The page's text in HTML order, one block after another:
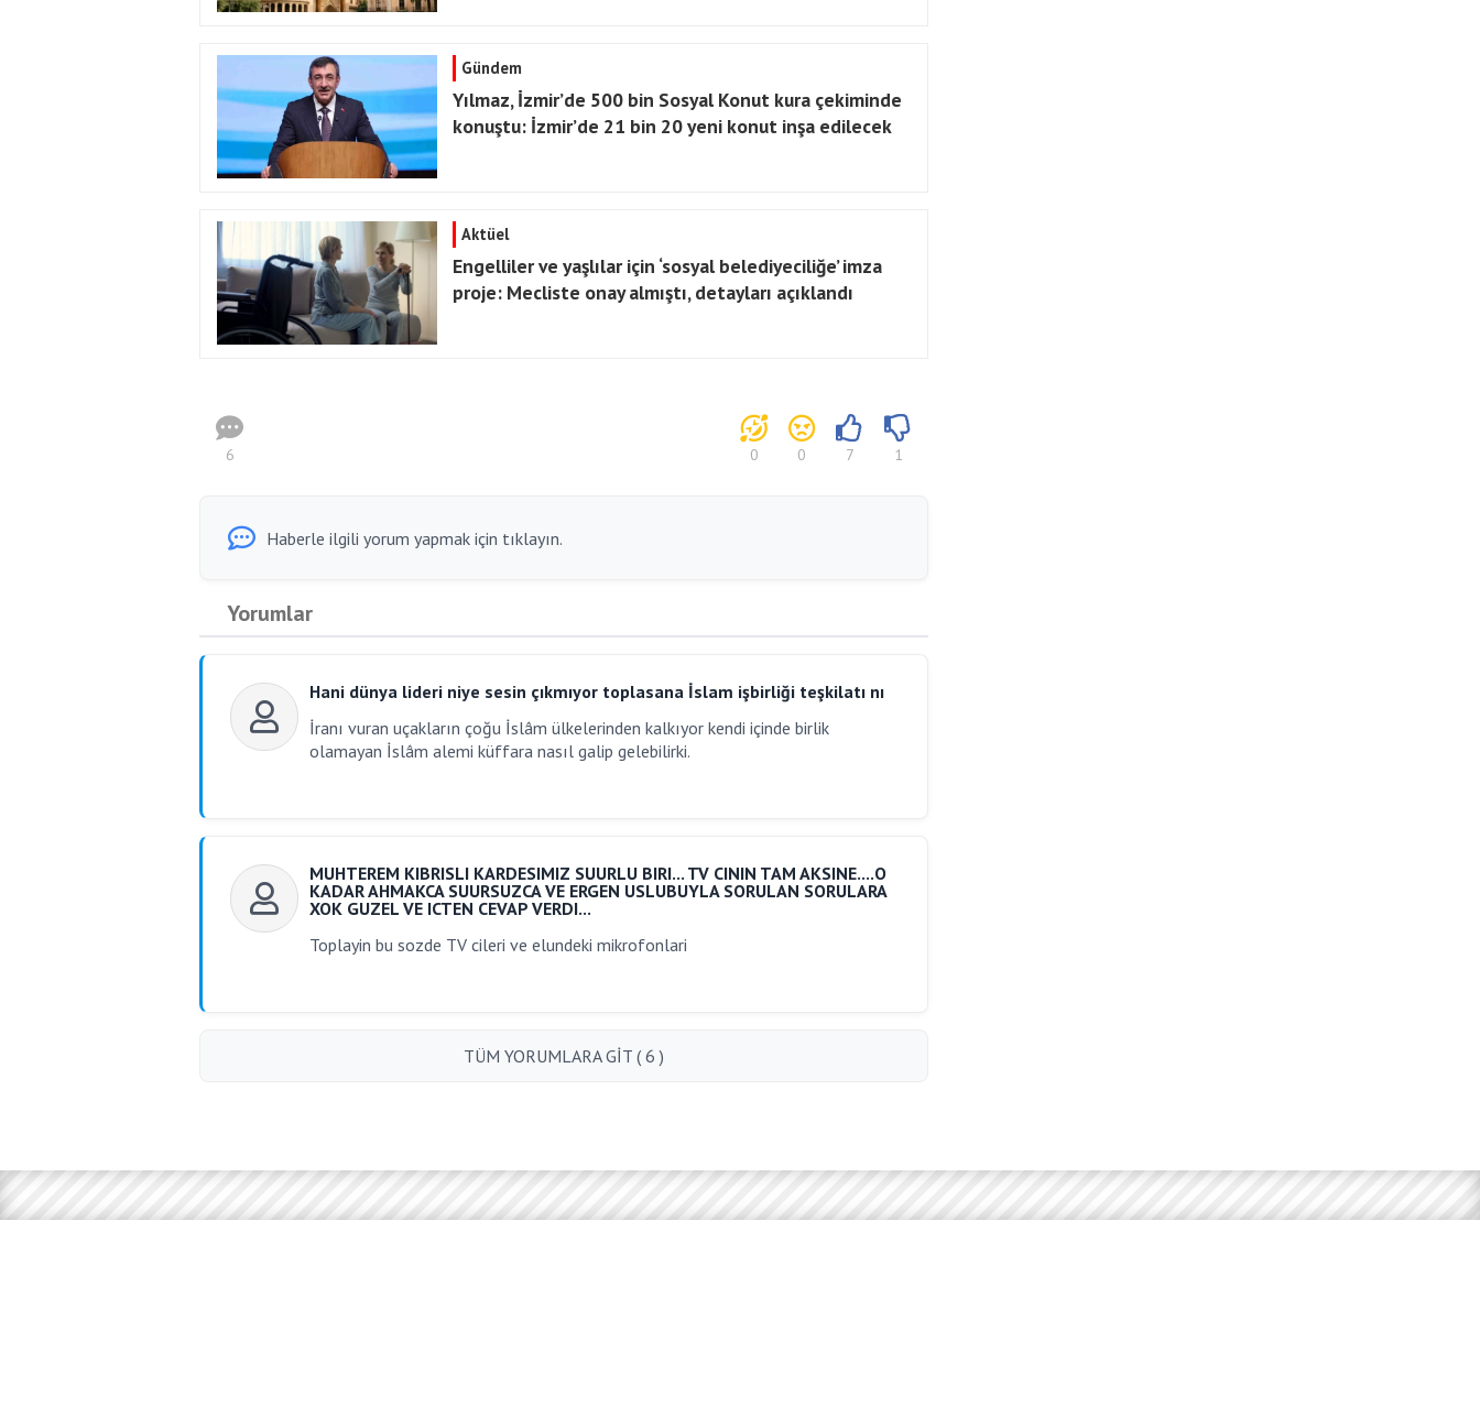
Gündem
Yılmaz, İzmir’de 500 bin Sosyal Konut kura çekiminde
konuştu: İzmir’de 21 bin 20 yeni konut inşa edilecek
Aktüel
Engelliler ve yaşlılar için ‘sosyal belediyeciliğe’ imza
proje: Mecliste onay almıştı, detayları açıklandı
6 0 0 7 1
Haberle ilgili yorum yapmak için tıklayın.
Yorumlar
Hani dünya lideri niye sesin çıkmıyor toplasana İslam işbirliği teşkilatı nı
İranı vuran uçakların çoğu İslâm ülkelerinden kalkıyor kendi içinde birlik
olamayan İslâm alemi küffara nasıl galip gelebilirki.
MUHTEREM KIBRISLI KARDESIMIZ SUURLU BIRI... TV CININ TAM AKSINE....O
KADAR AHMAKCA SUURSUZCA VE ERGEN USLUBUYLA SORULAN SORULARA
XOK GUZEL VE ICTEN CEVAP VERDI...
Toplayin bu sozde TV cileri ve elundeki mikrofonlari
TÜM YORUMLARA GİT ( 6 )